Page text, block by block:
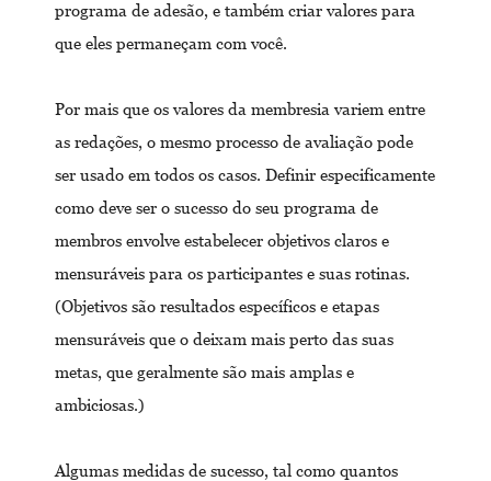
programa de adesão, e também criar valores para
que eles permaneçam com você.
Por mais que os valores da membresia variem entre
as redações, o mesmo processo de avaliação pode
ser usado em todos os casos. Definir especificamente
como deve ser o sucesso do seu programa de
membros envolve estabelecer objetivos claros e
mensuráveis para os participantes e suas rotinas.
(Objetivos são resultados específicos e etapas
mensuráveis que o deixam mais perto das suas
metas, que geralmente são mais amplas e
ambiciosas.)
Algumas medidas de sucesso, tal como quantos